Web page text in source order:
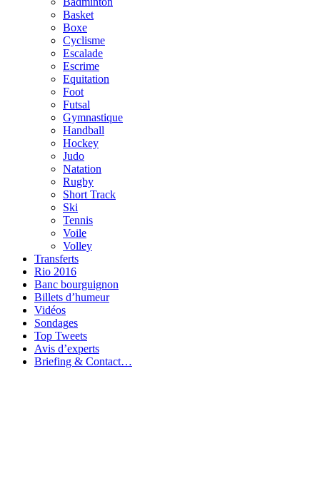
Basket
Boxe
Cyclisme
Escalade
Escrime
Equitation
Foot
Futsal
Gymnastique
Handball
Hockey
Judo
Natation
Rugby
Short Track
Ski
Tennis
Voile
Volley
Transferts
Rio 2016
Banc bourguignon
Billets d’humeur
Vidéos
Sondages
Top Tweets
Avis d’experts
Briefing & Contact…